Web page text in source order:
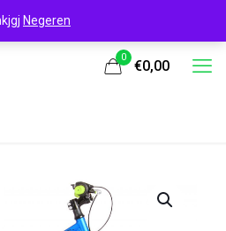
0
€0,00
Negeren